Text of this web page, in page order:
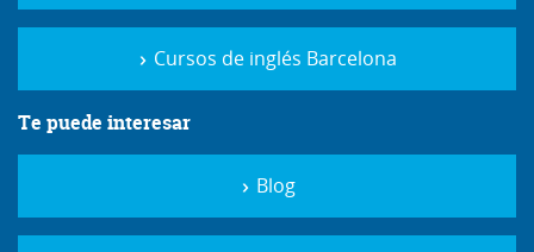
Cursos de inglés Barcelona
Te puede interesar
Blog